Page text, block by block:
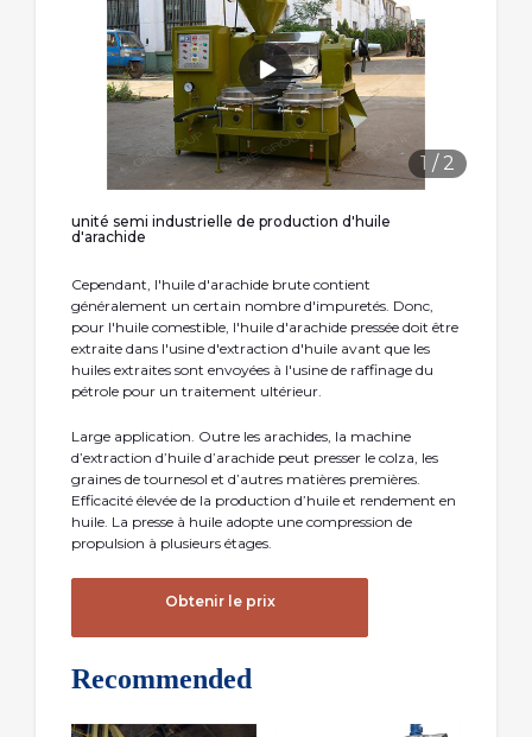
1 / 2
unité semi industrielle de production d'huile
d'arachide
Cependant, l'huile d'arachide brute contient
généralement un certain nombre d'impuretés. Donc,
pour l'huile comestible, l'huile d'arachide pressée doit être
extraite dans l'usine d'extraction d'huile avant que les
huiles extraites sont envoyées à l'usine de raffinage du
pétrole pour un traitement ultérieur.
Large application. Outre les arachides, la machine
d’extraction d’huile d’arachide peut presser le colza, les
graines de tournesol et d’autres matières premières.
Efficacité élevée de la production d’huile et rendement en
huile. La presse à huile adopte une compression de
propulsion à plusieurs étages.
Obtenir le prix
Recommended